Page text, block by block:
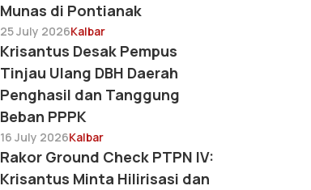
Munas di Pontianak
25 July 2026Kalbar
Krisantus Desak Pempus
Tinjau Ulang DBH Daerah
Penghasil dan Tanggung
Beban PPPK
16 July 2026Kalbar
Rakor Ground Check PTPN IV:
Krisantus Minta Hilirisasi dan